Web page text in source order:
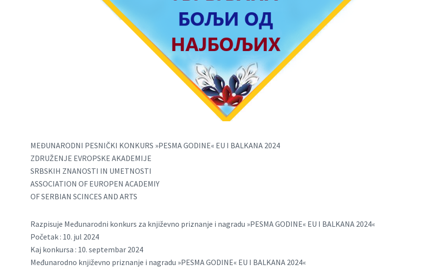
MEĐUNARODNI PESNIČKI KONKURS »PESMA GODINE« EU I BALKANA 2024
ZDRUŽENJE EVROPSKE AKADEMIJE
SRBSKIH ZNANOSTI IN UMETNOSTI
ASSOCIATION OF EUROPEN ACADEMIY
OF SERBIAN SCINCES AND ARTS
Razpisuje Međunarodni konkurs za književno priznanje i nagradu »PESMA GODINE« EU I BALKANA 2024«
Početak : 10. jul 2024
Kaj konkursa : 10. septembar 2024
Međunarodno književno priznanje i nagradu »PESMA GODINE« EU I BALKANA 2024«